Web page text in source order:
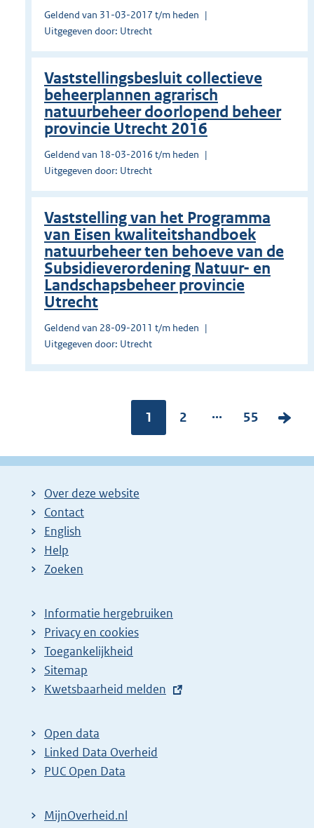
Geldend van 31-03-2017 t/m heden
Uitgegeven door: Utrecht
Vaststellingsbesluit collectieve
beheerplannen agrarisch
natuurbeheer doorlopend beheer
provincie Utrecht 2016
Geldend van 18-03-2016 t/m heden
Uitgegeven door: Utrecht
Vaststelling van het Programma
van Eisen kwaliteitshandboek
natuurbeheer ten behoeve van de
Subsidieverordening Natuur- en
Landschapsbeheer provincie
Utrecht
Geldend van 28-09-2011 t/m heden
Uitgegeven door: Utrecht
Pagina:
1
P
g
2 ...
P
g
55
V
l
Over deze website
Contact
English
Help
Zoeken
Informatie hergebruiken
Privacy en cookies
Toegankelijkheid
Sitemap
E
t
e
r
l
Kwetsbaarheid melden
Open data
Linked Data Overheid
PUC Open Data
MijnOverheid.nl